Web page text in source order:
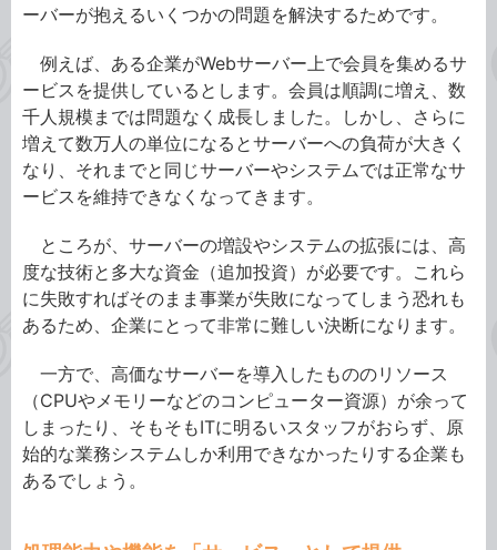
ーバーが抱えるいくつかの問題を解決するためです。
例えば、ある企業がWebサーバー上で会員を集めるサ
ービスを提供しているとします。会員は順調に増え、数
千人規模までは問題なく成長しました。しかし、さらに
増えて数万人の単位になるとサーバーへの負荷が大きく
なり、それまでと同じサーバーやシステムでは正常なサ
ービスを維持できなくなってきます。
ところが、サーバーの増設やシステムの拡張には、高
度な技術と多大な資金（追加投資）が必要です。これら
に失敗すればそのまま事業が失敗になってしまう恐れも
あるため、企業にとって非常に難しい決断になります。
一方で、高価なサーバーを導入したもののリソース
（CPUやメモリーなどのコンピューター資源）が余って
しまったり、そもそもITに明るいスタッフがおらず、原
始的な業務システムしか利用できなかったりする企業も
あるでしょう。